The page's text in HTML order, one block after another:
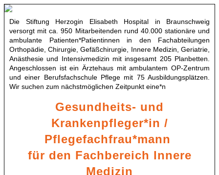
Die Stiftung Herzogin Elisabeth Hospital in Braunschweig
versorgt mit ca. 950 Mitarbeitenden rund 40.000 stationäre und
ambulante Patienten*Patientinnen in den Fachabteilungen
Orthopädie, Chirurgie, Gefäßchirurgie, Innere Medizin, Geriatrie,
Anästhesie und Intensivmedizin mit insgesamt 205 Planbetten.
Angeschlossen ist ein Ärztehaus mit ambulantem OP-Zentrum
und einer Berufsfachschule Pflege mit 75 Ausbildungsplätzen.
Wir suchen zum nächstmöglichen Zeitpunkt eine*n
Gesundheits- und
Krankenpfleger*in /
Pflegefachfrau*mann
für den Fachbereich Innere
Medizin